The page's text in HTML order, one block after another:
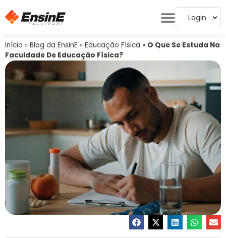
Login
Início » Blog da EnsinE » Educação Física » O Que Se Estuda Na
Faculdade De Educação Física?